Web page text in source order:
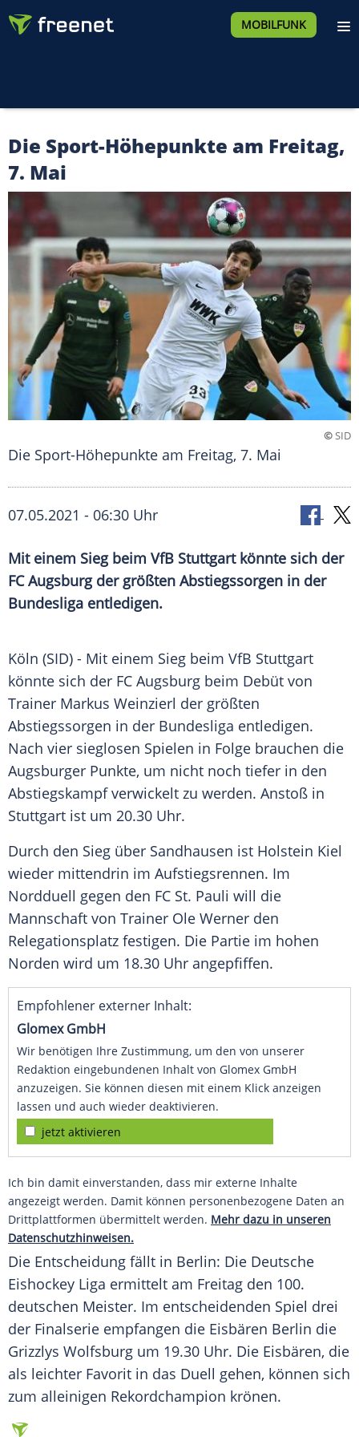
MOBILFUNK
Die Sport-Höhepunkte am Freitag,
7. Mai
©SID
Die Sport-Höhepunkte am Freitag, 7. Mai
07.05.2021 - 06:30 Uhr
Mit einem Sieg beim VfB Stuttgartkönnte sich der
FC Augsburgder größten Abstiegssorgen in der
Bundesliga entledigen.
Köln (SID) - Mit einem Sieg beim VfB Stuttgart
könnte sich der FC Augsburg beim Debüt von
Trainer Markus Weinzierl der größten
Abstiegssorgen in der Bundesliga entledigen.
Nach vier sieglosen Spielen in Folge brauchen die
Augsburger Punkte, um nicht noch tiefer in den
Abstiegskampf verwickelt zu werden. Anstoß in
Stuttgart ist um 20.30 Uhr.
Durch den Sieg über Sandhausen ist Holstein Kiel
wieder mittendrin im Aufstiegsrennen. Im
Nordduell gegen den FC St. Pauli will die
Mannschaft von Trainer Ole Werner den
Relegationsplatz festigen. Die Partie im hohen
Norden wird um 18.30 Uhr angepfiffen.
Empfohlener externer Inhalt:
Glomex GmbH
Wir benötigen Ihre Zustimmung, um den von unserer
Redaktion eingebundenen Inhalt von Glomex GmbH
anzuzeigen. Sie können diesen mit einem Klick anzeigen
lassen und auch wieder deaktivieren.
jetzt aktivieren
Ich bin damit einverstanden, dass mir externe Inhalte
angezeigt werden. Damit können personenbezogene Daten an
Drittplattformen übermittelt werden. Mehr dazu in unseren
Datenschutzhinweisen.
Die Entscheidung fällt in Berlin: Die Deutsche
Eishockey Liga ermittelt am Freitag den 100.
deutschen Meister. Im entscheidenden Spiel drei
der Finalserie empfangen die Eisbären Berlin die
Grizzlys Wolfsburg um 19.30 Uhr. Die Eisbären, die
als leichter Favorit in das Duell gehen, können sich
zum alleinigen Rekordchampion krönen.